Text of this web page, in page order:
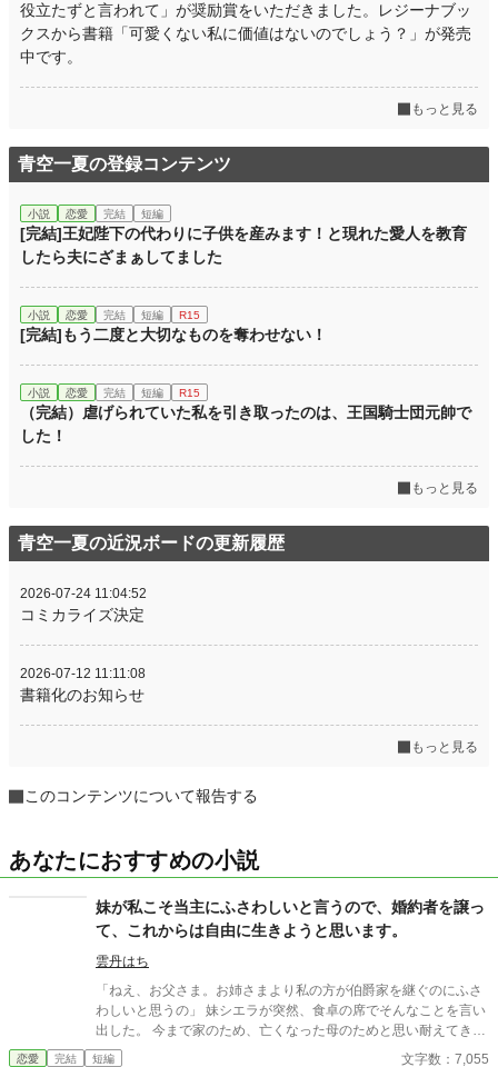
役立たずと言われて」が奨励賞をいただきました。レジーナブッ
クスから書籍「可愛くない私に価値はないのでしょう？」が発売
中です。
もっと見る
青空一夏の登録コンテンツ
小説 恋愛 完結 短編
[完結]王妃陛下の代わりに子供を産みます！と現れた愛人を教育
したら夫にざまぁしてました
小説 恋愛 完結 短編 R15
[完結]もう二度と大切なものを奪わせない！
小説 恋愛 完結 短編 R15
（完結）虐げられていた私を引き取ったのは、王国騎士団元帥で
した！
もっと見る
青空一夏の近況ボードの更新履歴
2026-07-24 11:04:52
コミカライズ決定
2026-07-12 11:11:08
書籍化のお知らせ
もっと見る
このコンテンツについて報告する
あなたにおすすめの小説
妹が私こそ当主にふさわしいと言うので、婚約者を譲っ
て、これからは自由に生きようと思います。
雲丹はち
「ねえ、お父さま。お姉さまより私の方が伯爵家を継ぐのにふさ
わしいと思うの」 妹シエラが突然、食卓の席でそんなことを言い
出した。 今まで家のため、亡くなった母のためと思い耐えてきた
けれど、それももう限界だ。 私、クローディア・バローは自分の
恋愛 完結 短編 文字数：7,055